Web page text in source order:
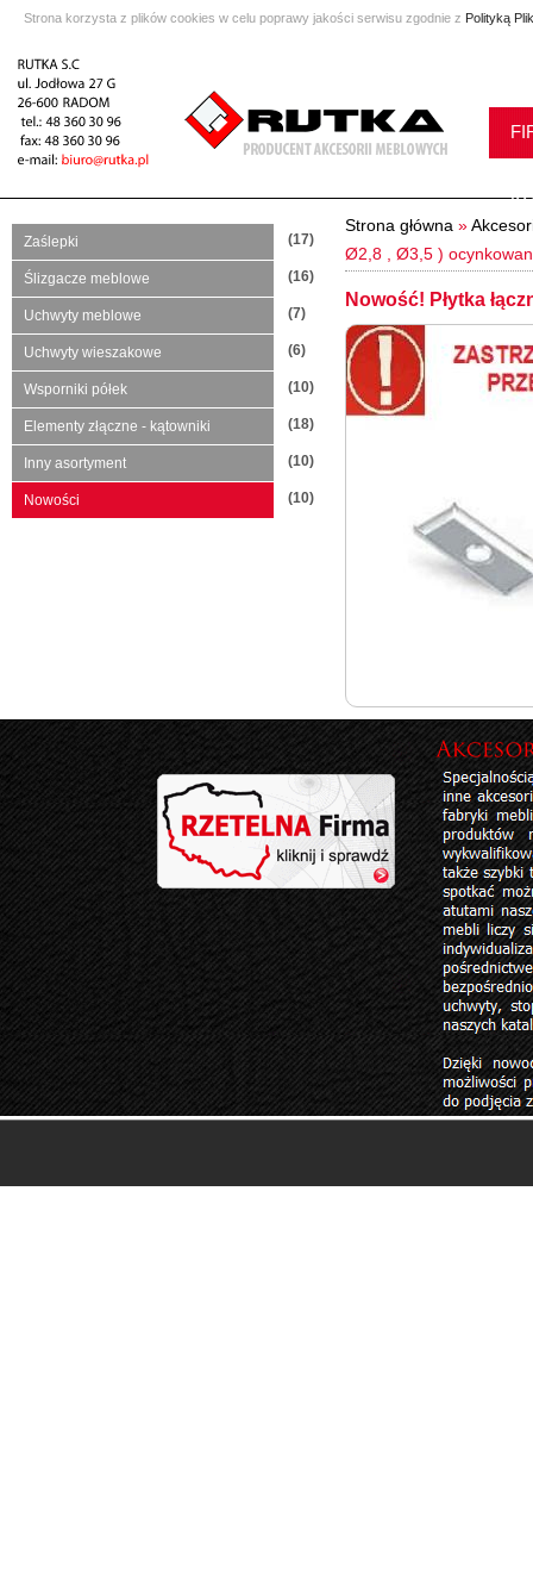
Strona korzysta z plików cookies w celu poprawy jakości serwisu zgodnie z Polityką
Zaślepki (17)
Ślizgacze meblowe (16)
Uchwyty meblowe (7)
Uchwyty wieszakowe (6)
Wsporniki półek (10)
Elementy złączne - kątowniki (18)
Inny asortyment (10)
Nowości (10)
Strona główna »
Ø2,8 , Ø3,5 )
Nowość! Płytka